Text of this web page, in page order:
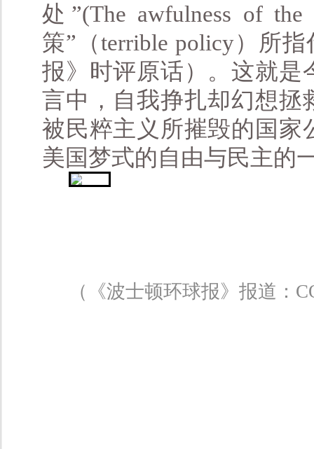
处”(The awfulness of
策”（terrible policy）所
报》时评原话）。这就是
言中，自我挣扎却幻想拯
被民粹主义所摧毁的国家
美国梦式的自由与民主的
（《波士顿环球报》报道：